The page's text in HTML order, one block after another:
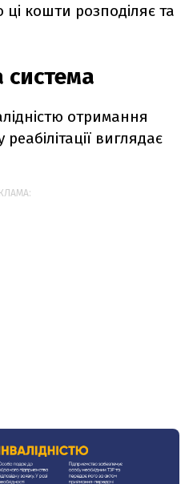
кошти розподіляє та
отримання
виглядає